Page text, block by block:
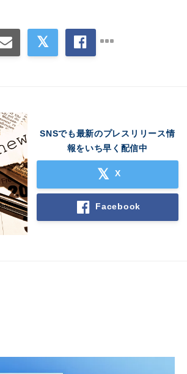
SNSでも最新のプレスリリース情
報をいち早く配信中
X
Facebook